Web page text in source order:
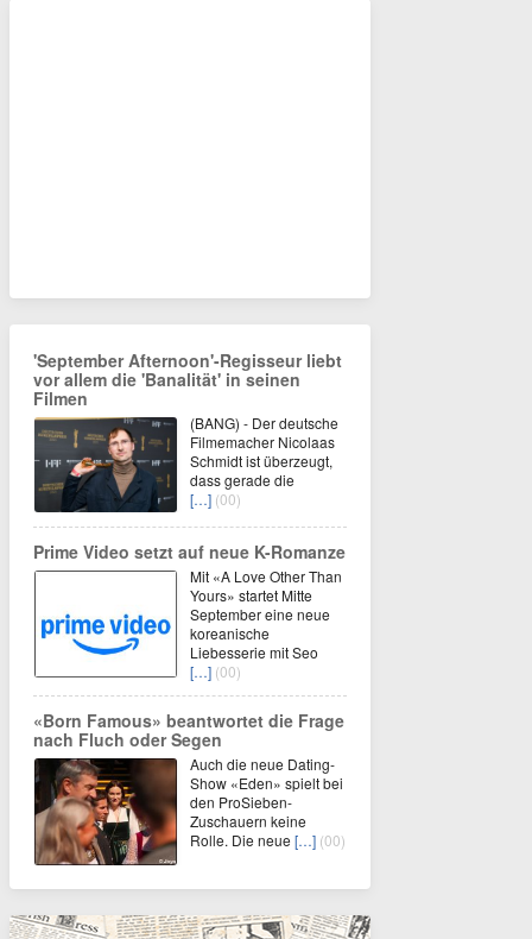
'September Afternoon'-Regisseur liebt
vor allem die 'Banalität' in seinen
Filmen
(BANG) - Der deutsche
Filmemacher Nicolaas
Schmidt ist überzeugt,
dass gerade die
[…] (00)
Prime Video setzt auf neue K-Romanze
Mit «A Love Other Than
Yours» startet Mitte
September eine neue
koreanische
Liebesserie mit Seo
[…] (00)
«Born Famous» beantwortet die Frage
nach Fluch oder Segen
Auch die neue Dating-
Show «Eden» spielt bei
den ProSieben-
Zuschauern keine
Rolle. Die neue […] (00)